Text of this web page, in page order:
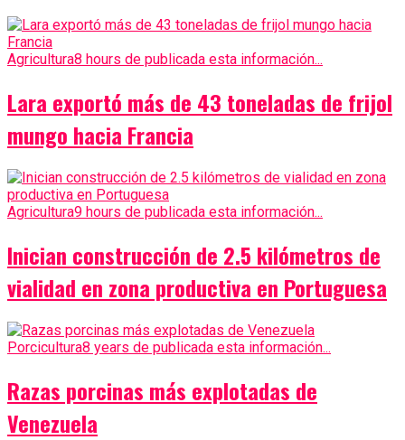
Agricultura8 hours de publicada esta información...
Lara exportó más de 43 toneladas de frijol
mungo hacia Francia
Agricultura9 hours de publicada esta información...
Inician construcción de 2.5 kilómetros de
vialidad en zona productiva en Portuguesa
Porcicultura8 years de publicada esta información...
Razas porcinas más explotadas de
Venezuela